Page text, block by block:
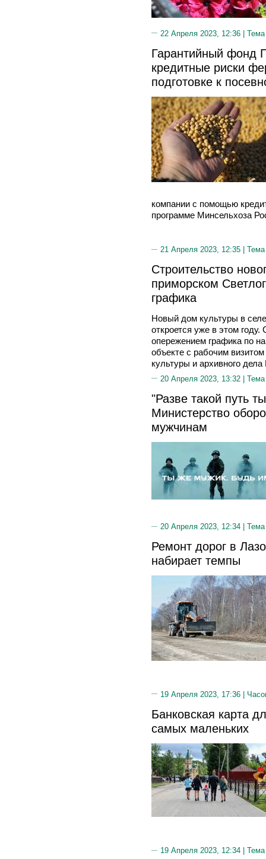
22 Апреля 2023, 12:36 |
Гарантийный фонд
кредитные риски
подготовке к
компании с помощью
программе Минсельхоза
21 Апреля 2023, 12:35 |
Строительство
приморском
графика
Новый дом культуры в
откроется уже в этом
опережением графика по
объекте с рабочим
культуры и архивного
20 Апреля 2023, 13:32 |
"Разве такой путь
Министерство
мужчинам
20 Апреля 2023, 12:34 |
Ремонт дорог в
набирает темпы
19 Апреля 2023, 17:36 |
Банковская карта
самых маленьких
19 Апреля 2023, 12:34 |